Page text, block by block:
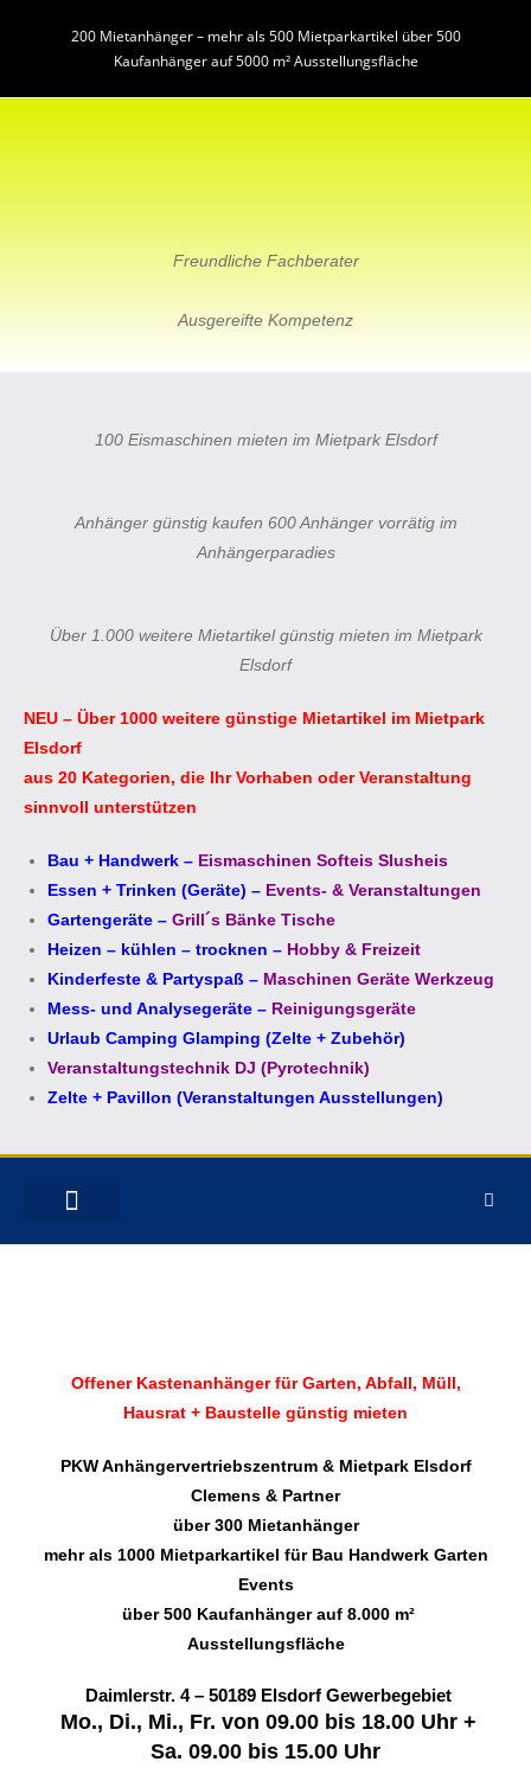
200 Mietanhänger – mehr als 500 Mietparkartikel über 500
Kaufanhänger auf 5000 m² Ausstellungsfläche
Freundliche Fachberater
Ausgereifte Kompetenz
100 Eismaschinen mieten im Mietpark Elsdorf
Anhänger günstig kaufen 600 Anhänger vorrätig im
Anhängerparadies
Über 1.000 weitere Mietartikel günstig mieten im Mietpark
Elsdorf
NEU – Über 1000 weitere günstige Mietartikel im Mietpark
Elsdorf
aus 20 Kategorien, die Ihr Vorhaben oder Veranstaltung
sinnvoll unterstützen
Bau + Handwerk – Eismaschinen Softeis Slusheis
Essen + Trinken (Geräte) – Events- & Veranstaltungen
Gartengeräte – Grill´s Bänke Tische
Heizen – kühlen – trocknen – Hobby & Freizeit
Kinderfeste & Partyspaß – Maschinen Geräte Werkzeug
Mess- und Analysegeräte – Reinigungsgeräte
Urlaub Camping Glamping (Zelte + Zubehör)
Veranstaltungstechnik DJ (Pyrotechnik)
Zelte + Pavillon (Veranstaltungen Ausstellungen)
Offener Kastenanhänger für Garten, Abfall, Müll,
Hausrat + Baustelle günstig mieten
PKW Anhängervertriebszentrum & Mietpark Elsdorf
Clemens & Partner
über 300 Mietanhänger
mehr als 1000 Mietparkartikel für Bau Handwerk Garten
Events
über 500 Kaufanhänger auf 8.000 m²
Ausstellungsfläche
Daimlerstr. 4 – 50189 Elsdorf Gewerbegebiet
Mo., Di., Mi., Fr. von 09.00 bis 18.00 Uhr +
Sa. 09.00 bis 15.00 Uhr